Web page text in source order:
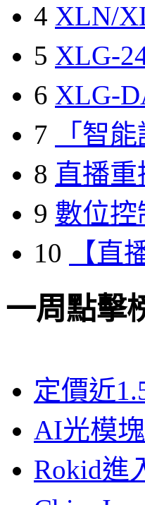
4 XLN/
5 XLG-
6 XLG-
7
「智
8 直播
9 數位
10
【直
一周點擊
定價近
AI光模
Rokid進